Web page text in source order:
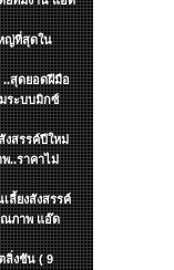
ญ่ที่สุดใน
..สุดยอดฝีมือ
ระบบมิกซ์
งสรรค์ปีใหม่
พ..ราคาไม่
ลี้ยงสังสรรค์
ณภาพ แอ๊ด
ลิ่งชัน ( 9